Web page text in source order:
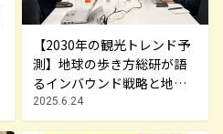
【2030年の観光トレンド予
測】地球の歩き方総研が語
るインバウンド戦略と地方
創生の鍵
2025.6.24